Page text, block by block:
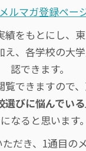
ルマガ登録ペー
績をもとにし、
え、各学校の大
認できます。
覧できますので
選びに悩んでいる
なると思います。
だき、1通目の